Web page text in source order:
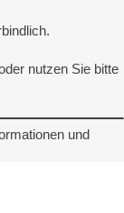
nutzen Sie bitte
und